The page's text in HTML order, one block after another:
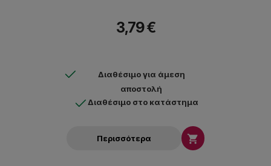
3,79 €
Διαθέσιμο για άμεση
αποστολή
Διαθέσιμο στο κατάστημα
Περισσότερα 